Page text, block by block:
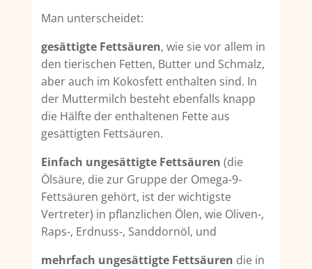
Man unterscheidet:
gesättigte Fettsäuren, wie sie vor allem in
den tierischen Fetten, Butter und Schmalz,
aber auch im Kokosfett enthalten sind. In
der Muttermilch besteht ebenfalls knapp
die Hälfte der enthaltenen Fette aus
gesättigten Fettsäuren.
Einfach ungesättigte Fettsäuren (die
Ölsäure, die zur Gruppe der Omega-9-
Fettsäuren gehört, ist der wichtigste
Vertreter) in pflanzlichen Ölen, wie Oliven-,
Raps-, Erdnuss-, Sanddornöl, und
mehrfach ungesättigte Fettsäuren die in